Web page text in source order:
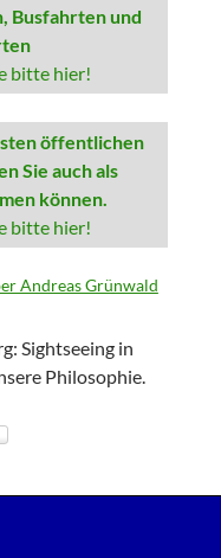
Busfahrten und
bitte hier!
öffentlichen
Sie auch als
können.
bitte hier!
Andreas Grünwald
Sightseeing in
Philosophie.